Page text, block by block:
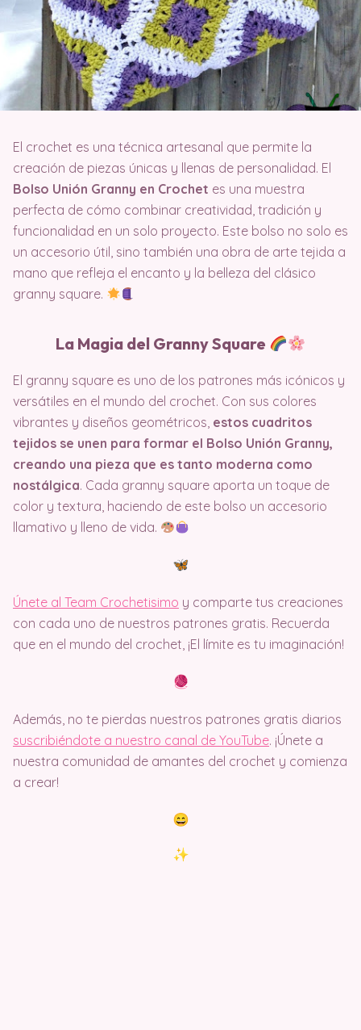
El crochet es una técnica artesanal que permite la
creación de piezas únicas y llenas de personalidad. El
Bolso Unión Granny en Crochet es una muestra
perfecta de cómo combinar creatividad, tradición y
funcionalidad en un solo proyecto. Este bolso no solo es
un accesorio útil, sino también una obra de arte tejida a
mano que refleja el encanto y la belleza del clásico
granny square.
La Magia del Granny Square
El granny square es uno de los patrones más icónicos y
versátiles en el mundo del crochet. Con sus colores
vibrantes y diseños geométricos, estos cuadritos
tejidos se unen para formar el Bolso Unión Granny,
creando una pieza que es tanto moderna como
nostálgica. Cada granny square aporta un toque de
color y textura, haciendo de este bolso un accesorio
llamativo y lleno de vida.
Únete al Team Crochetisimo y comparte tus creaciones
con cada uno de nuestros patrones gratis. Recuerda
que en el mundo del crochet, ¡El límite es tu imaginación!
Además, no te pierdas nuestros patrones gratis diarios
suscribiéndote a nuestro canal de YouTube. ¡Únete a
nuestra comunidad de amantes del crochet y comienza
a crear!